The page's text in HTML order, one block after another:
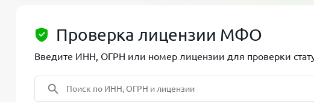
Проверка лицензии МФО
Введите ИНН, ОГРН или номер лицензии для проверки